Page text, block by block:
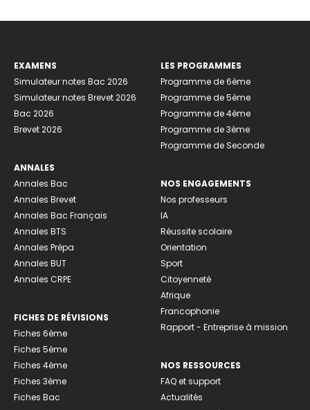
EXAMENS
Simulateur notes Bac 2026
Simulateur notes Brevet 2026
Bac 2026
Brevet 2026
ANNALES
Annales Bac
Annales Brevet
Annales Bac Français
Annales BTS
Annales Prépa
Annales BUT
Annales CRPE
FICHES DE RÉVISIONS
Fiches 6ème
Fiches 5ème
Fiches 4ème
Fiches 3ème
Fiches Bac
LES PROGRAMMES
Programme de 6ème
Programme de 5ème
Programme de 4ème
Programme de 3ème
Programme de Seconde
NOS ENGAGEMENTS
Nos professeurs
IA
Réussite scolaire
Orientation
Sport
Citoyenneté
Afrique
Francophonie
Rapport - Entreprise à mission
NOS RESSOURCES
FAQ et support
Actualités